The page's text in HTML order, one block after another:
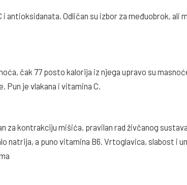
i antioksidanata. Odličan su izbor za međuobrok, ali
čak 77 posto kalorija iz njega upravo su
Pun je vlakana i vitamina C.
za kontrakciju mišića, pravilan rad živčanog
natrija, a puno vitamina B6. Vrtoglavica, slabost i